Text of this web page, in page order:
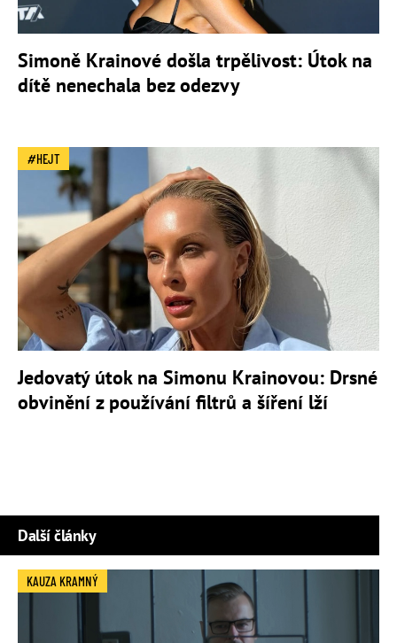
Simoně Krainové došla trpělivost: Útok na
dítě nenechala bez odezvy
HEJT
Jedovatý útok na Simonu Krainovou: Drsné
obvinění z používání filtrů a šíření lží
Další články
KAUZA KRAMNÝ